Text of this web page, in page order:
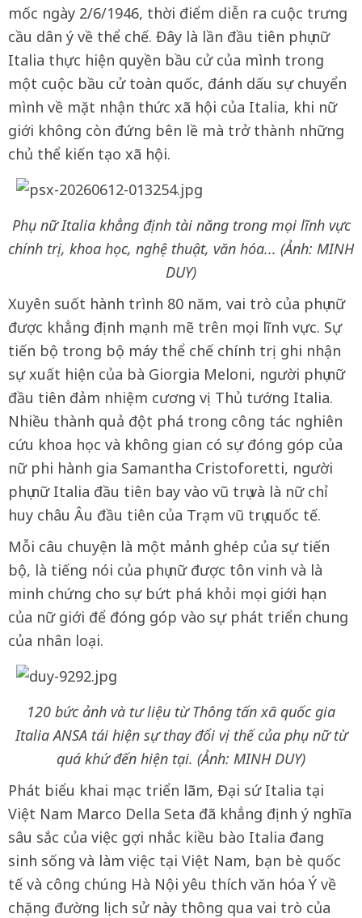
mốc ngày 2/6/1946, thời điểm diễn ra cuộc trưng
cầu dân ý về thể chế. Đây là lần đầu tiên phụ nữ
Italia thực hiện quyền bầu cử của mình trong
một cuộc bầu cử toàn quốc, đánh dấu sự chuyển
mình về mặt nhận thức xã hội của Italia, khi nữ
giới không còn đứng bên lề mà trở thành những
chủ thể kiến tạo xã hội.
Phụ nữ Italia khẳng định tài năng trong mọi lĩnh vực
chính trị, khoa học, nghệ thuật, văn hóa... (Ảnh: MINH
DUY)
Xuyên suốt hành trình 80 năm, vai trò của phụ nữ
được khẳng định mạnh mẽ trên mọi lĩnh vực. Sự
tiến bộ trong bộ máy thể chế chính trị ghi nhận
sự xuất hiện của bà Giorgia Meloni, người phụ nữ
đầu tiên đảm nhiệm cương vị Thủ tướng Italia.
Nhiều thành quả đột phá trong công tác nghiên
cứu khoa học và không gian có sự đóng góp của
nữ phi hành gia Samantha Cristoforetti, người
phụ nữ Italia đầu tiên bay vào vũ trụ và là nữ chỉ
huy châu Âu đầu tiên của Trạm vũ trụ quốc tế.
Mỗi câu chuyện là một mảnh ghép của sự tiến
bộ, là tiếng nói của phụ nữ được tôn vinh và là
minh chứng cho sự bứt phá khỏi mọi giới hạn
của nữ giới để đóng góp vào sự phát triển chung
của nhân loại.
120 bức ảnh và tư liệu từ Thông tấn xã quốc gia
Italia ANSA tái hiện sự thay đổi vị thế của phụ nữ từ
quá khứ đến hiện tại. (Ảnh: MINH DUY)
Phát biểu khai mạc triển lãm, Đại sứ Italia tại
Việt Nam Marco Della Seta đã khẳng định ý nghĩa
sâu sắc của việc gợi nhắc kiều bào Italia đang
sinh sống và làm việc tại Việt Nam, bạn bè quốc
tế và công chúng Hà Nội yêu thích văn hóa Ý về
chặng đường lịch sử này thông qua vai trò của